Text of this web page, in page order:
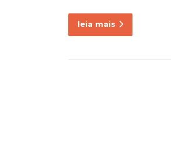
leia mais